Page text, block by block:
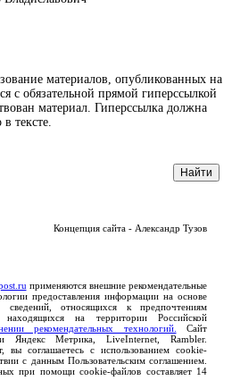
материалов, опубликованных на
с обязательной прямой гиперссылкой
материал. Гиперссылка должна
тексте.
Концепция сайта - Александр Тузов
применяются внешние рекомендательные
предоставления информации на основе
сведений, относящихся к предпочтениям
находящихся на территории Российской
рекомендательных технологий.
Сайт
Яндекс Метрика, LiveInternet, Rambler.
вы соглашаетесь с использованием cookie-
с данным Пользовательским соглашением.
при помощи cookie-файлов составляет 14